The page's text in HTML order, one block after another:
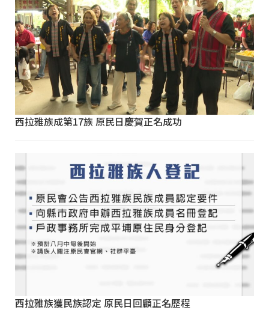
西拉雅族成第17族 原民日慶賀正名成功
西拉雅族獲民族認定 原民日回顧正名歷程